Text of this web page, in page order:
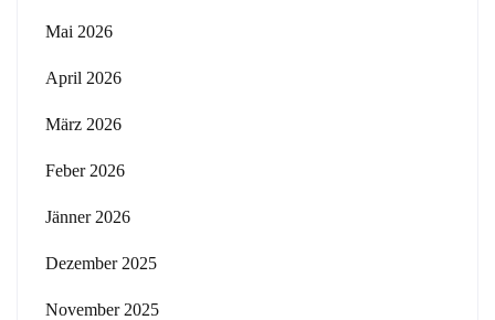
Mai 2026
April 2026
März 2026
Feber 2026
Jänner 2026
Dezember 2025
November 2025